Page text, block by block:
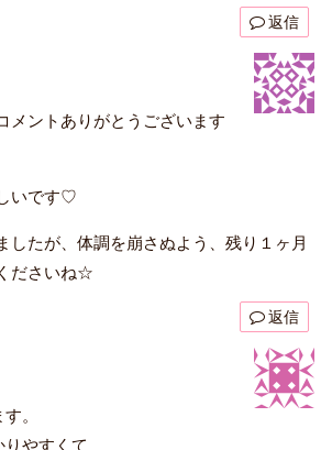
返信
メントありがとうございます
いです♡
したが、体調を崩さぬよう、残り１ヶ月
ださいね☆
返信
。
りやすくて